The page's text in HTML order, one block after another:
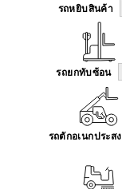
รถหยิบสินค้า
รถยกทับซ้อน
รถตักอเนกประส